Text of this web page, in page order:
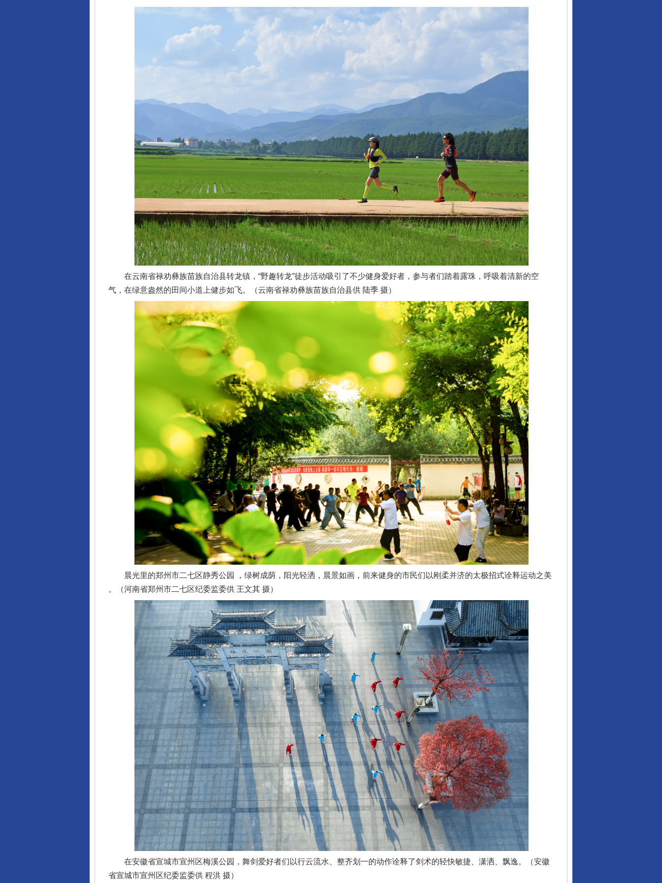
在云南省禄劝彝族苗族自治县转龙镇，“野趣转龙”徒步活动吸引了不少健身爱好者，参与者们踏着露珠，呼吸着清新的空
气，在绿意盎然的田间小道上健步如飞。（云南省禄劝彝族苗族自治县供 陆季 摄）
晨光里的郑州市二七区静秀公园 ，绿树成荫，阳光轻洒，晨景如画，前来健身的市民们以刚柔并济的太极招式诠释运动之美
。（河南省郑州市二七区纪委监委供 王文其 摄）
在安徽省宣城市宣州区梅溪公园，舞剑爱好者们以行云流水、整齐划一的动作诠释了剑术的轻快敏捷、潇洒、飘逸。（安徽
省宣城市宣州区纪委监委供 程洪 摄）